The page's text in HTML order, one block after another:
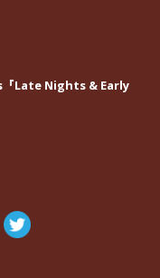
Late Nights & Early